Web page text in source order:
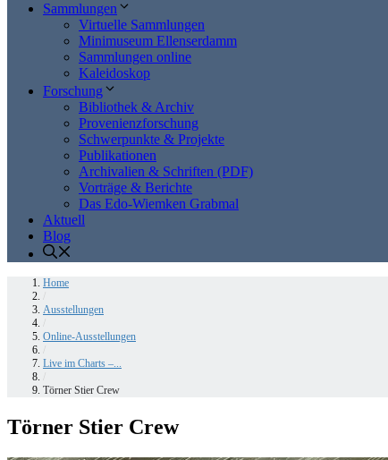
Sammlungen
Virtuelle Sammlungen
Minimuseum Ellenserdamm
Sammlungen online
Kaleidoskop
Forschung
Bibliothek & Archiv
Provenienzforschung
Schwerpunkte & Projekte
Publikationen
Archivalien & Schriften (PDF)
Vorträge & Berichte
Das Edo-Wiemken Grabmal
Aktuell
Blog
Home
Ausstellungen
Online-Ausstellungen
Live im Charts –...
Törner Stier Crew
Törner Stier Crew